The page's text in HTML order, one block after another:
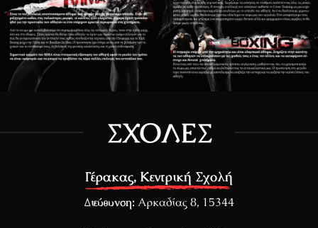
ΣΧΟΛΈΣ
Γέρακας, Κεντρική Σχολή
Διεύθυνση: Αρκαδίας 8, 15344